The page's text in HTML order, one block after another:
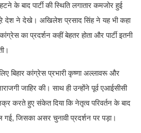
के बाद पार्टी की स्थिति लगातार कमजोर हुई
देश ने देखे। अखिलेश प्रसाद सिंह ने यह भी कहा
का प्रदर्शन कहीं बेहतर होता और पार्टी इतनी
बिहार कांग्रेस प्रभारी कृष्णा अल्लावरू और
जाहिर की। साथ ही उन्होंने पूर्व एआईसीसी
करते हुए संकेत दिया कि नेतृत्व परिवर्तन के बाद
गई, जिसका असर चुनावी प्रदर्शन पर पड़ा।